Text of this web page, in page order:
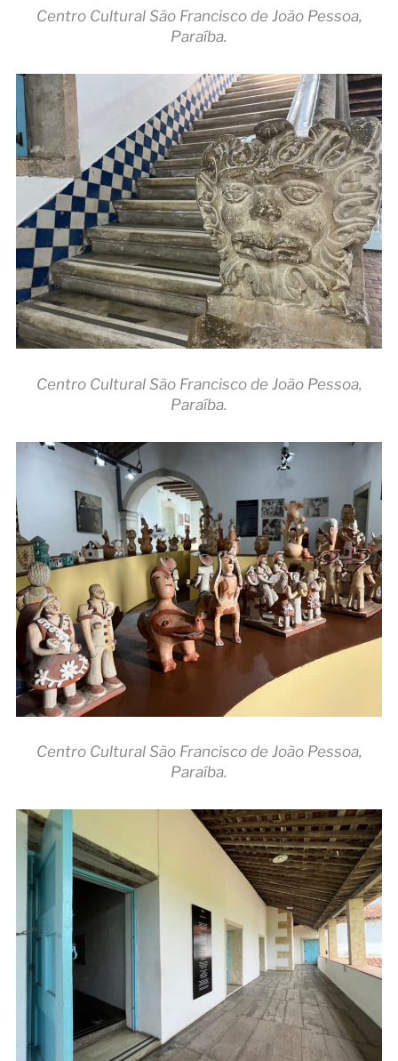
Centro Cultural São Francisco de João Pessoa,
Paraíba.
Centro Cultural São Francisco de João Pessoa,
Paraíba.
Centro Cultural São Francisco de João Pessoa,
Paraíba.